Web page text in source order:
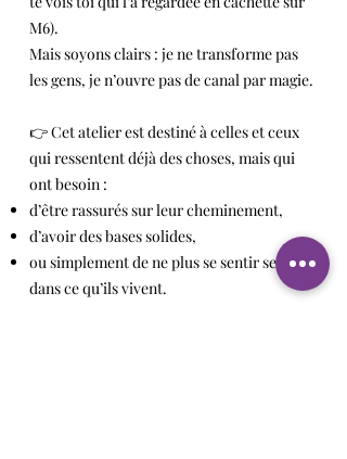
M6).
Mais soyons clairs : je ne transforme pas
les gens, je n’ouvre pas de canal par magie.
👉 Cet atelier est destiné à celles et ceux
qui ressentent déjà des choses, mais qui
ont besoin :
d’être rassurés sur leur cheminement,
d’avoir des bases solides,
ou simplement de ne plus se sentir seuls
dans ce qu’ils vivent.